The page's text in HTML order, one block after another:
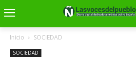
Inicio SOCIEDAD
SOCIEDAD